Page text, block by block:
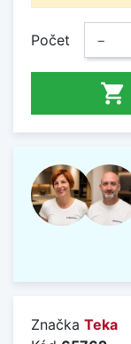
Počet −

Značka Teka